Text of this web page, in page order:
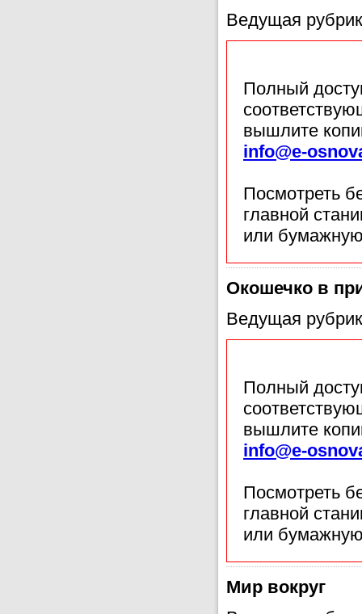
Ведущая
Полный
вышлите
info@e-
Посмотреть
главной
или
Окошечко в
Ведущая
Полный
вышлите
info@e-
Посмотреть
главной
или
Мир вокруг